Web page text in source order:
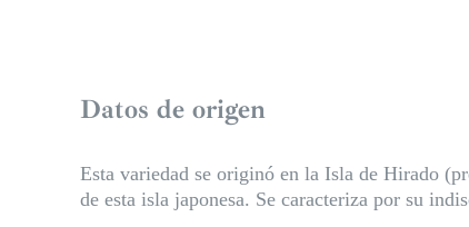
Datos de origen
Esta variedad se originó en la Isla de Hirado
de esta isla japonesa. Se caracteriza por su